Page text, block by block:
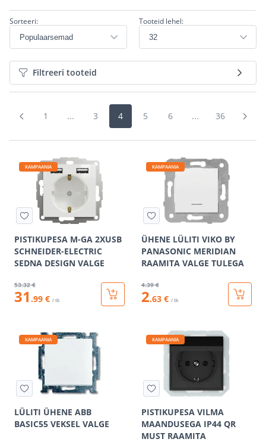
Sorteeri: Tooteid lehel:
Filtreeri tooteid
1 ... 3 4 5 6 ... 36
KAMPAANIA
PISTIKUPESA M-GA 2XUSB
SCHNEIDER-ELECTRIC
SEDNA DESIGN VALGE
53.32 €
31 .99 € / tk
KAMPAANIA
ÜHENE LÜLITI VIKO BY
PANASONIC MERIDIAN
RAAMITA VALGE TULEGA
4.39 €
2.63 € / tk
KAMPAANIA
LÜLITI ÜHENE ABB
BASIC55 VEKSEL VALGE
KAMPAANIA
PISTIKUPESA VILMA
MAANDUSEGA IP44 QR
MUST RAAMITA